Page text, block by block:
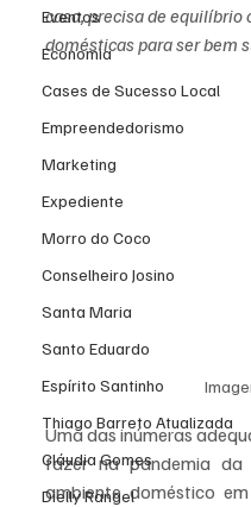
Eventos
Economia
Cases de Sucesso Local
Empreendedorismo
Marketing
Expediente
Morro do Coco
Conselheiro Josino
Santa Maria
Santo Eduardo
Espírito Santinho
Thiago Barreto Atualizada
Cláudia Gomes
Dielly Rangel
casa, precisa de equilíbrio
domésticas para ser bem
Uma das inúmeras
fazer na pandemia
ambiente doméstico